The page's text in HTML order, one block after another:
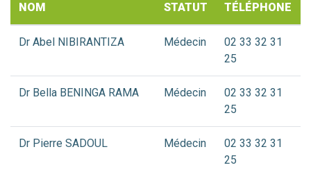
NOM STATUT TÉLÉPHONE
Dr Abel NIBIRANTIZA Médecin
02 33 32 31
25
Dr Bella BENINGA RAMA Médecin
02 33 32 31
25
Dr Pierre SADOUL Médecin
02 33 32 31
25